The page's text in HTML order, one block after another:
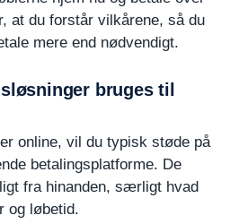
at du forstår vilkårene, så du
mere end nødvendigt.
bruges til
online, vil du typisk støde på
betalingsplatforme. De
fra hinanden, særligt hvad
og løbetid.